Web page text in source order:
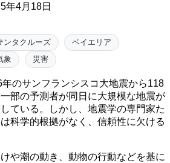
年4月18日
ンタクルーズ
ベイエリア
象 災害
のサンフランシスコ大地震から118
部の予測者が同日に大規模な地震が
ている。しかし、地震学の専門家た
科学的根拠がなく、信頼性に欠ける
や潮の動き、動物の行動などを基に